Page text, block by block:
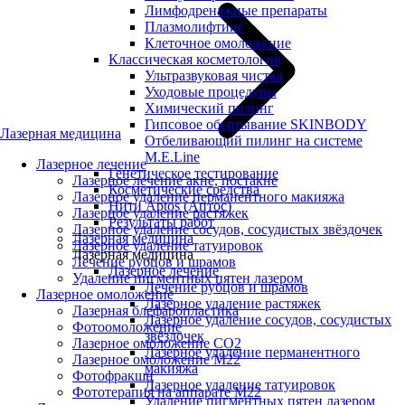
Лазерная медицина
Лазерное лечение
Лазерное лечение акне, постакне
Лазерное удаление перманентного макияжа
Лазерное удаление растяжек
Лазерное удаление сосудов, сосудистых звёздочек
Лазерное удаление татуировок
Лечение рубцов и шрамов
Удаление пигментных пятен лазером
Лазерное омоложение
Лазерная блефаропластика
Фотоомоложение
Лазерное омоложение CO2
Лазерное омоложение M22
Фотофракшн
Фототерапия на аппарате М22
Лимфодренажные препараты
Плазмолифтинг
Клеточное омоложение
Классическая косметология
Ультразвуковая чистка
Уходовые процедуры
Химический пилинг
Гипсовое обертывание SKINBODY
Отбеливающий пилинг на системе
M.E.Line
Генетическое тестирование
Косметические средства
Нити Aptos (Аптос)
Результаты работ
Лазерная медицина
Лазерная медицина
Лазерное лечение
Лечение рубцов и шрамов
Лазерное удаление растяжек
Лазерное удаление сосудов, сосудистых
звёздочек
Лазерное удаление перманентного
макияжа
Лазерное удаление татуировок
Удаление пигментных пятен лазером